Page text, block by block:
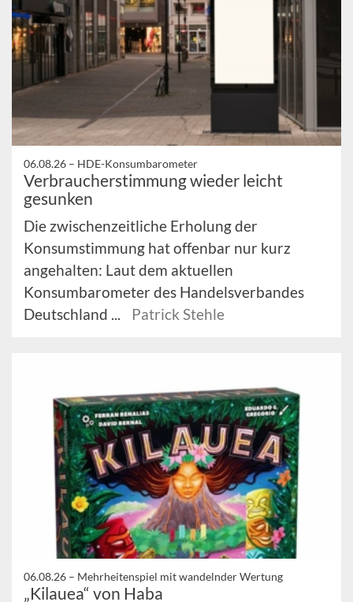
06.08.26 – HDE-Konsumbarometer
Verbraucherstimmung wieder leicht
gesunken
Die zwischenzeitliche Erholung der
Konsumstimmung hat offenbar nur kurz
angehalten: Laut dem aktuellen
Konsumbarometer des Handelsverbandes
Deutschland ...
Patrick Stehle
06.08.26 – Mehrheitenspiel mit wandelnder Wertung
„Kilauea“ von Haba